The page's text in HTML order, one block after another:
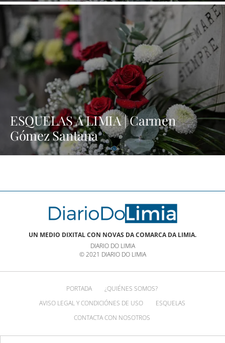
ESQUELAS A LIMIA | Carmen
Gómez Santana
UN MEDIO DIXITAL CON NOVAS DA COMARCA DA LIMIA.
DIARIO DO LIMIA
© 2021 DIARIO DO LIMIA
PORTADA
¿QUIÉNES SOMOS?
AVISO LEGAL Y CONDICIÓNES DE USO
ESQUELAS
CONTACTA CON NOSOTROS